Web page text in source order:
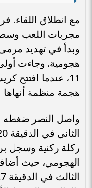
مع انطلاق
مجريات اللعب وسط
وبدأ في تهديد
هجومية. وجاءت
11، عندما افتتح
هجمة منظمة أنهاها
واصل النصر ضغطه
ركلة ركنية وسجل
الهجومي، حيث